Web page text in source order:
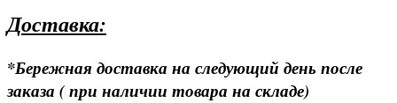
Доставка:
*Бережная доставка на следующий день после
заказа ( при наличии товара на складе)